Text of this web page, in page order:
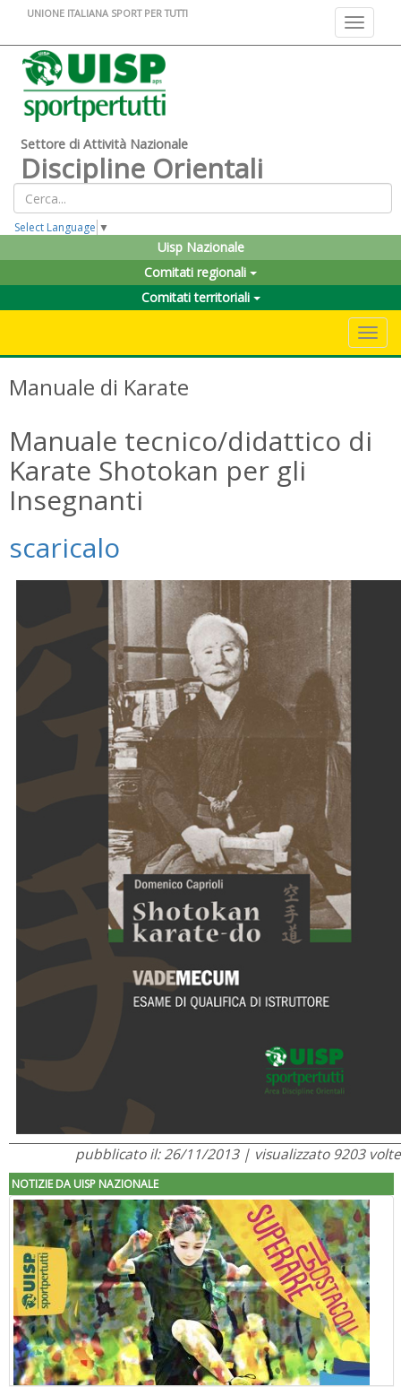
Toggle
UNIONE ITALIANA SPORT PER TUTTI
Settore di Attività Nazionale
Discipline Orientali
Select Language ▼
Uisp Nazionale
Comitati regionali
Comitati territoriali
Manuale di Karate
Manuale tecnico/didattico di
Karate Shotokan per gli
Insegnanti
scaricalo
pubblicato il: 26/11/2013 | visualizzato 9203 volte
NOTIZIE DA UISP NAZIONALE